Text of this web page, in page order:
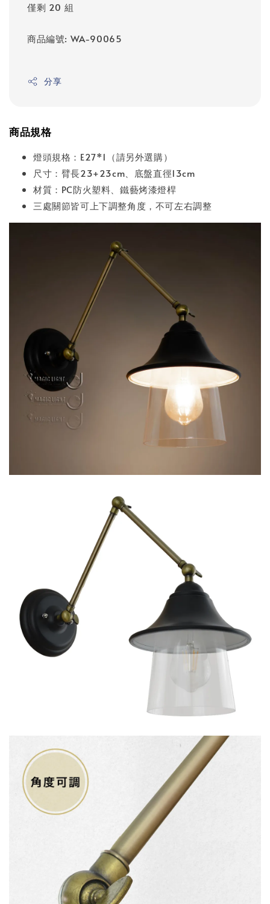
僅剩 20 組
商品編號: WA-90065
分享
商品規格
燈頭規格：E27*1（請另外選購）
尺寸：臂長23+23cm、底盤直徑13cm
材質：PC防火塑料、鐵藝烤漆燈桿
三處關節皆可上下調整角度，不可左右調整